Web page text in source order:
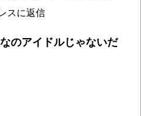
スに返信
のアイドルじゃないだ